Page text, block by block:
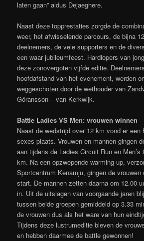
laten gaan” aldus Dejaeghere.
Naast deze topprestaties zorgde de
weer, het afwisselende parcours, de bijna
deelnemers, de vele supporters en de
een waar jubileumfeest. Hardlopers van
deze zonovergoten vijfde editie.
hoofdafstand van het evenement, werden
weggeschoten door de wethouder van
Göransson – van Kerkwijk.
Battle Ladies VS Men: vrouwen winnen
Naast de wedstrijd over 12 km vond er een
sexes plaats. Vrouwen en mannen gingen
aan tijdens de Ladies Circuit Run en Men’s
km. Na een opzwepende warming up,
Sportcentrum Kenamju, gingen de vrouwen
start. De mannen zetten daarna om 12.00
in. Uit de uitslagen van voorgaande jaren
tussen beide groepen gemiddeld op 3.33
de vrouwen dus als het ware van hun
Tijdens deze lustrumeditie bleven de
en hebben daarmee de battle gewonnen!